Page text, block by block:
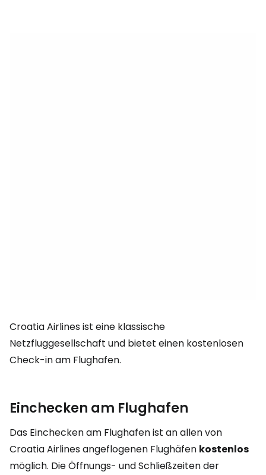
Croatia Airlines ist eine klassische
Netzfluggesellschaft und bietet einen kostenlosen
Check-in am Flughafen.
Einchecken am Flughafen
Das Einchecken am Flughafen ist an allen von
Croatia Airlines angeflogenen Flughäfen kostenlos
möglich. Die Öffnungs- und Schließzeiten der